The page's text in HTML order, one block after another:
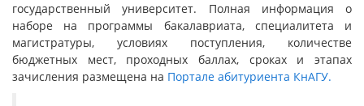
государственный университет. Полная информация о
наборе на программы бакалавриата, специалитета и
магистратуры, условиях поступления, количестве
бюджетных мест, проходных баллах, сроках и этапах
зачисления размещена на Портале абитуриента КнАГУ.